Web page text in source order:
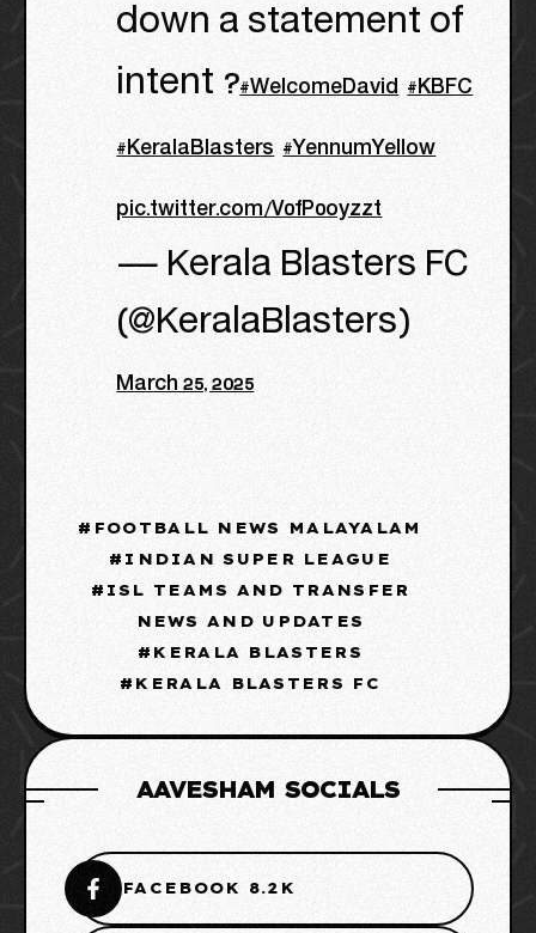
down a statement of
intent ?#WelcomeDavid #KBFC
#KeralaBlasters #YennumYellow
pic.twitter.com/V0fP0oyzzt
— Kerala Blasters FC
(@KeralaBlasters)
March 25, 2025
FOOTBALL NEWS MALAYALAM
INDIAN SUPER LEAGUE
ISL TEAMS AND TRANSFER
NEWS AND UPDATES
KERALA BLASTERS
KERALA BLASTERS FC
AAVESHAM SOCIALS
FACEBOOK 8.2K